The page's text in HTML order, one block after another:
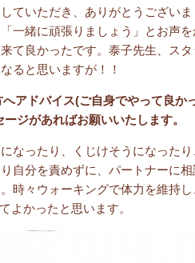
ていただき、ありがとうござい
一緒に頑張りましょう」とお声
て良かったです。泰子先生、ス
ると思いますが！！
アドバイス(ご自身でやって良か
ジがあればお願いいたします。
なったり、くじけそうになった
自分を責めずに、パートナーに
時々ウォーキングで体力を維持
よかったと思います。